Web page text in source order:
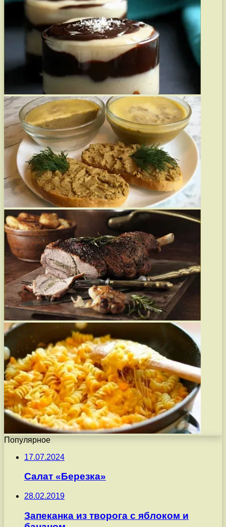
Популярное
17.07.2024
Салат «Березка»
28.02.2019
Запеканка из творога с яблоком и